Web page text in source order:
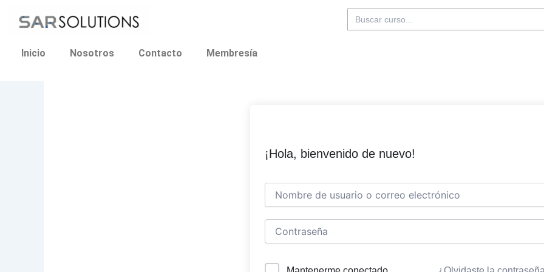
Buscar:
Inicio Nosotros Contacto Membresía
¡Hola, bienvenido de nuevo!